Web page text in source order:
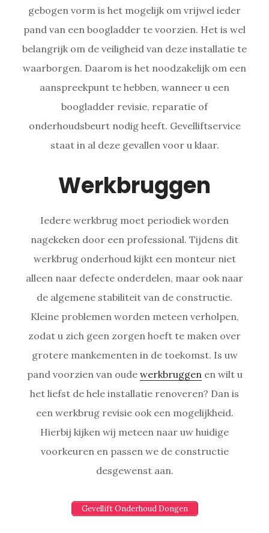
gebogen vorm is het mogelijk om vrijwel ieder
pand van een boogladder te voorzien. Het is wel
belangrijk om de veiligheid van deze installatie te
waarborgen. Daarom is het noodzakelijk om een
aanspreekpunt te hebben, wanneer u een
boogladder revisie, reparatie of
onderhoudsbeurt nodig heeft. Gevelliftservice
staat in al deze gevallen voor u klaar.
Werkbruggen
Iedere werkbrug moet periodiek worden
nagekeken door een professional. Tijdens dit
werkbrug onderhoud kijkt een monteur niet
alleen naar defecte onderdelen, maar ook naar
de algemene stabiliteit van de constructie.
Kleine problemen worden meteen verholpen,
zodat u zich geen zorgen hoeft te maken over
grotere mankementen in de toekomst. Is uw
pand voorzien van oude werkbruggen en wilt u
het liefst de hele installatie renoveren? Dan is
een werkbrug revisie ook een mogelijkheid.
Hierbij kijken wij meteen naar uw huidige
voorkeuren en passen we de constructie
desgewenst aan.
Gevellift Onderhoud Dongen